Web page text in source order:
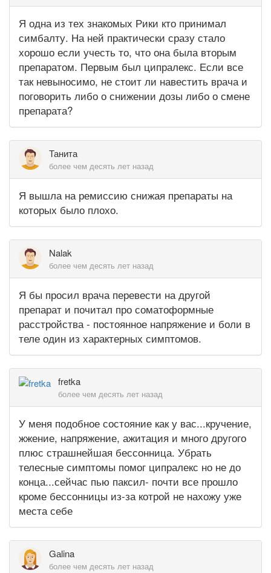
Я одна из тех знакомых Рики кто принимал
симбалту. На ней практически сразу стало
хорошо если учесть то, что она была вторым
препаратом. Первым был ципралекс. Если все
так невыносимо, не стоит ли навестить врача и
поговорить либо о снижении дозы либо о смене
препарата?
Танита
более чем десять лет назад
Я вышла на ремиссию снижая препараты на
которых было плохо.
Nalak
более чем десять лет назад
Я бы просил врача перевести на другой
препарат и почитал про соматоформные
расстройства - постоянное напряжение и боли в
теле один из характерных симптомов.
fretka
более чем десять лет назад
У меня подобное состояние как у вас...кручение,
жжение, напряжение, ажитация и много другого
плюс страшнейшая бессонница. Убрать
телесные симптомы помог ципралекс но не до
конца...сейчас пью паксил- почти все прошло
кроме бессонницы из-за котрой не нахожу уже
места себе
Gаlina
более чем десять лет назад